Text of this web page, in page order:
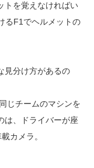
トを覚えなければい
るF1でヘルメットの
見分け方があるの
じチームのマシンを
は、ドライバーが座
カメラ。